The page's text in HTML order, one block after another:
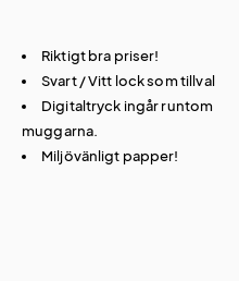
Riktigt bra priser!
Svart / Vitt lock som tillval
Digitaltryck ingår runtom
muggarna.
Miljövänligt papper!